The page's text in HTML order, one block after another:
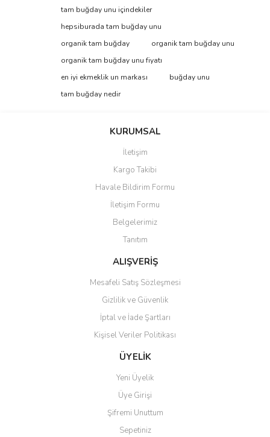
Bu ürüne ilk yorumu siz yapın!
Yorum Yaz
tarafımıza iletebilirsiniz.
Görüş ve önerileriniz için teşekkür ederiz.
Ürün resmi kalitesiz, bozuk veya görüntülenemiyor.
Ürün açıklamasında eksik bilgiler bulunuyor.
Ürün bilgilerinde hatalar bulunuyor.
Gönder
tam buğday unu içindekiler
hepsiburada tam buğday unu
organik tam buğday
organik tam buğday unu
organik tam buğday unu fiyatı
en iyi ekmeklik un markası
buğday unu
tam buğday nedir
KURUMSAL
İletişim
Kargo Takibi
Havale Bildirim Formu
İletişim Formu
Belgelerimiz
Tanıtım
ALIŞVERİŞ
Mesafeli Satış Sözleşmesi
Gizlilik ve Güvenlik
İptal ve İade Şartları
Kişisel Veriler Politikası
ÜYELİK
Yeni Üyelik
Üye Girişi
Şifremi Unuttum
Sepetiniz